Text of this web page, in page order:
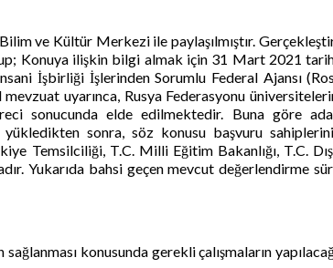
ve Kültür Merkezi ile paylaşılmıştır.
Konuya ilişkin bilgi almak için 31 Mart 2021
İşbirliği İşlerinden Sorumlu Federal Ajansı
uyarınca, Rusya Federasyonu
sonucunda elde edilmektedir. Buna göre
sonra, söz konusu başvuru
Temsilciliği, T.C. Milli Eğitim Bakanlığı, T.C.
Yukarıda bahsi geçen mevcut değerlendirme
konusunda gerekli çalışmaların